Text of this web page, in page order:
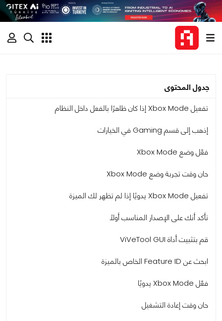
جدول المحتوى
تفعيل Xbox Mode إذا كان ظاهرًا بالفعل داخل النظام
إذهب إلى قسم Gaming في الخيارات
فعّل وضع Xbox Mode
حان وقت تجربة وضع Xbox Mode
تفعيل Xbox Mode يدويًا إذا لم تظهر لك الميزة
تأكد أنك على الإصدار المناسب أولًا
قم بتثبيت أداة ViVeTool GUI
ابحث عن Feature ID الخاص بالميزة
فعّل Xbox Mode يدويًا
حان وقت إعادة التشغيل